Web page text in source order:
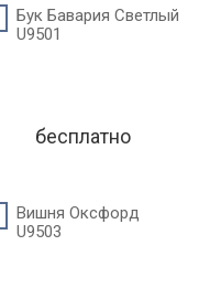
Бук Бавария Светлый
U9501
бесплатно
Вишня Оксфорд
U9503